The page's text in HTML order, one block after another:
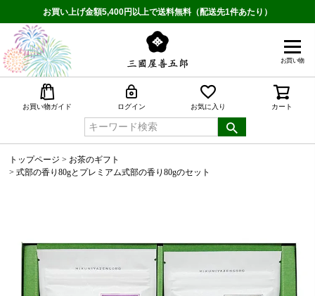
お買い上げ金額5,400円以上で送料無料（配送先1件あたり）
お買い物
お買い物ガイド ログイン お気に入り カート
トップページ
お茶のギフト
式部の香り80gとプレミアム式部の香り80gのセット